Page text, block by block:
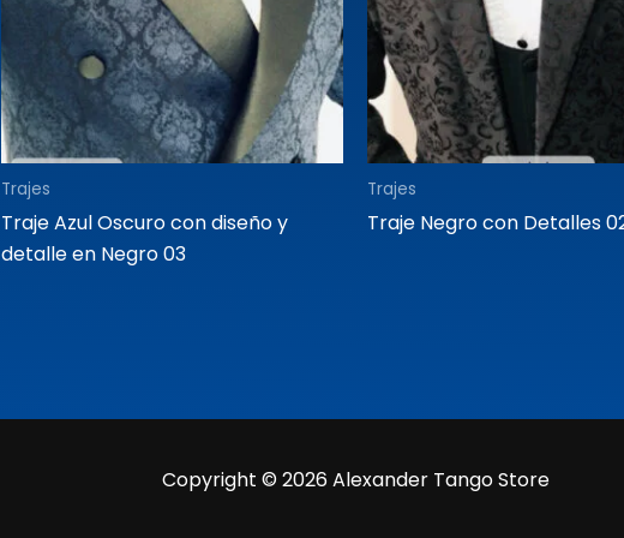
Trajes
Traje Azul Oscuro con diseño y
detalle en Negro 03
Trajes
Traje Negro con Detalles
Copyright © 2026 Alexander Tango Store